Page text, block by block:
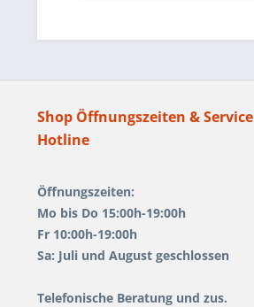
Shop Öffnungszeiten & Service
Hotline
Öffnungszeiten:
Mo bis Do 15:00h-19:00h
Fr 10:00h-19:00h
Sa: Juli und August geschlossen
Telefonische Beratung und zus.